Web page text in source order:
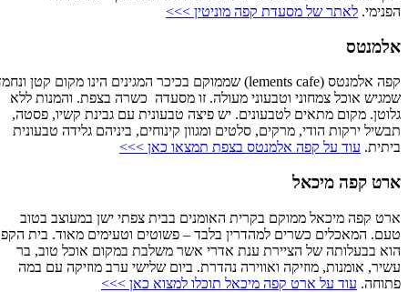
הפנימי.לאתר של מסעדת קפה מוניטין >>>
אלמנטס
קפה אלמנטס (lements cafe) שממוקם בכיכר המגינים הינו מקום קטן ונחמד
שמגיש אוכל צמחוני וטבעוני מעולה. זו מסעדה כשרה בצפת. והמנות ללא
גלוטן. מקום מתאים לטבעונים. יש פיצה טבעונית עם גבינת קשיו, פסטה,
תבשיל ירקות הודי, מרקים, סלטים ומגוון קינוחים, ביניהם גלידה טבעונית
ביתית.עוד על קפה אלמנטס בצפת תמצאו כאן >>>
ארט קפה מיכאל
ארט קפה מיכאל ממוקם בקרית האומנים בבית צפתי ישן במעוצב בטוב
טעם. המאכלים כשרים למהדרין בלבד – פשוטים וטעימים מאוד. בית הקפה
הוא בבעלותה של הציירת ענת אדרי אשר משלבת במקום אוכל טוב, בר
עשיר, אומנות, מוזיקה ואווירה נהדרת. ביום שלישי ערב מוזיקה עם במה
פתוחה.עוד על ארט קפה מיכאל תוכלו למצוא כאן >>>